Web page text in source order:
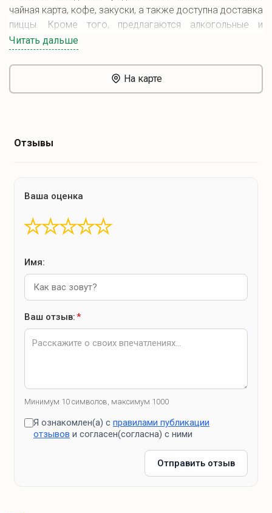
чайная карта, кофе, закуски, а также доступна доставка
пиццы. Кроме того, предлагаются алкогольные и
безалкогольные напитки.
Из-за большого спроса рекомендуется заранее
Читать дальше
На карте
Отзывы
Ваша оценка
★
★
★
★
★
Имя:
Ваш отзыв:*
Минимум 10 символов, максимум 1000
Я ознакомлен(а) с правилами публикации
отзывов и согласен(согласна) с ними
Отправить отзыв